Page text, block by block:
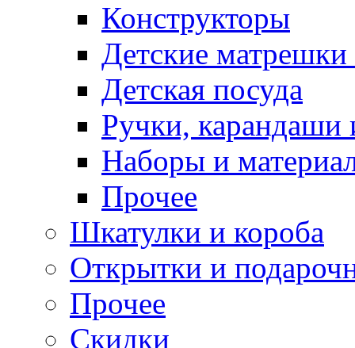
Конструкторы
Детские
Детская посуда
Ручки,
Наборы и
Прочее
Шкатулки и короба
Открытки и
Прочее
Скидки